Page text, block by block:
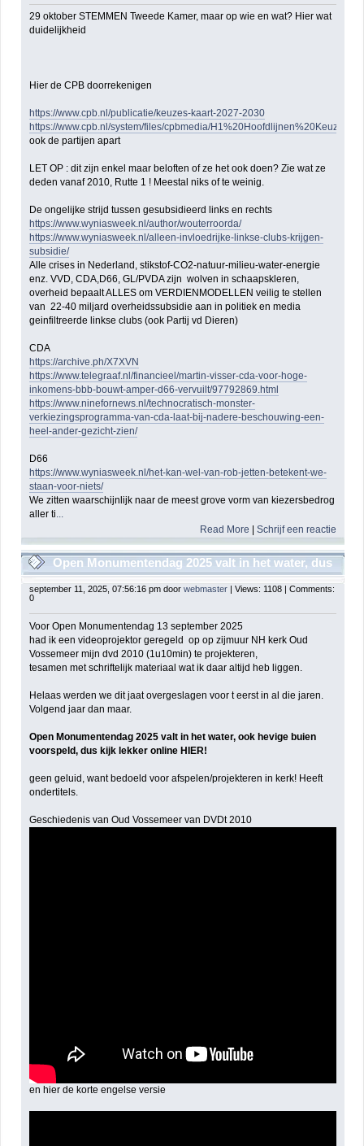
29 oktober STEMMEN Tweede Kamer, maar op wie en wat? Hier wat
duidelijkheid
Hier de CPB doorrekenigen
https://www.cpb.nl/publicatie/keuzes-kaart-2027-2030
https://www.cpb.nl/system/files/cpbmedia/
ook de partijen apart
LET OP : dit zijn enkel maar beloften of ze het ook doen? Zie wat ze
deden vanaf 2010, Rutte 1 ! Meestal niks of te weinig.
De ongelijke strijd tussen gesubsidieerd links en rechts
https://www.wyniasweek.nl/author/wouterroorda/
https://www.wyniasweek.nl/alleen-invloedrijke-linkse-clubs-krijgen-
subsidie/
Alle crises in Nederland, stikstof-CO2-natuur-milieu-water-energie
enz. VVD, CDA,D66, GL/PVDA zijn wolven in schaapskleren,
overheid bepaalt ALLES om VERDIENMODELLEN veilig te stellen
van 22-40 miljard overheidssubsidie aan in politiek en media
geinfiltreerde linkse clubs (ook Partij vd Dieren)
CDA
https://archive.ph/X7XVN
https://www.telegraaf.nl/financieel/martin-visser-cda-voor-hoge-
inkomens-bbb-bouwt-amper-d66-vervuilt/97792869.html
https://www.ninefornews.nl/technocratisch-monster-
verkiezingsprogramma-van-cda-laat-bij-nadere-beschouwing-een-
heel-ander-gezicht-zien/
D66
https://www.wyniasweek.nl/het-kan-wel-van-rob-jetten-betekent-we-
staan-voor-niets/
We zitten waarschijnlijk naar de meest grove vorm van kiezersbedrog
aller ti...
Read More |Schrijf een reactie
Open Monumentendag 2025 valt in het water, dus
kijk online HIER!
september 11, 2025, 07:56:16 pm door webmaster| Views: 1108 | Comments:
0
Voor Open Monumentendag 13 september 2025
had ik een videoprojektor geregeld op op zijmuur NH kerk Oud
Vossemeer mijn dvd 2010 (1u10min) te projekteren,
tesamen met schriftelijk materiaal wat ik daar altijd heb liggen.
Helaas werden we dit jaat overgeslagen voor t eerst in al die jaren.
Volgend jaar dan maar.
Open Monumentendag 2025 valt in het water, ook hevige buien
voorspeld, dus kijk lekker online HIER!
geen geluid, want bedoeld voor afspelen/projekteren in kerk! Heeft
ondertitels.
Geschiedenis van Oud Vossemeer van DVDt 2010
en hier de korte engelse versie